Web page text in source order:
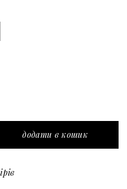
крильцями та спідниця
додати в кошик